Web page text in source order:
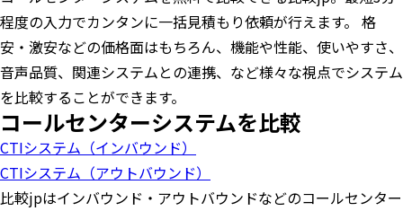
程度の入力でカンタンに一括見積もり依頼が行えます。 格
安・激安などの価格面はもちろん、機能や性能、使いやすさ、
音声品質、関連システムとの連携、など様々な視点でシステム
を比較することができます。
コールセンターシステムを比較
CTIシステム（インバウンド）
CTIシステム（アウトバウンド）
比較jpはインバウンド・アウトバウンドなどのコールセンター